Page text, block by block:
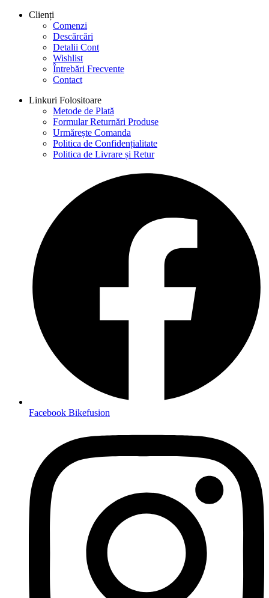
Clienți
Comenzi
Descărcări
Detalii Cont
Wishlist
Întrebări Frecvente
Contact
Linkuri Folositoare
Metode de Plată
Formular Returnări Produse
Urmărește Comanda
Politica de Confidențialitate
Politica de Livrare și Retur
Facebook Bikefusion